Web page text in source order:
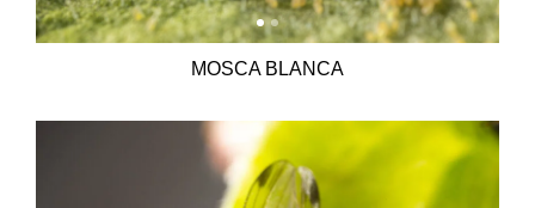
MOSCA BLANCA